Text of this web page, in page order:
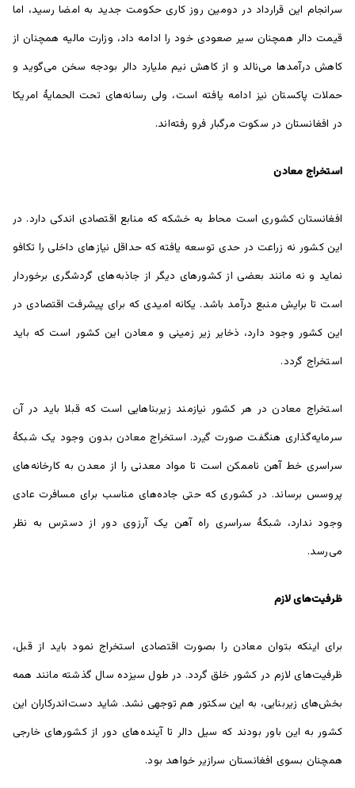
سرانجام این قرارداد در دومین روز کاری حکومت جدید به امضا رسید، اما
قیمت دالر همچنان سیر صعودی خود را ادامه داد، وزارت مالیه همچنان از
کاهش درآمد‌ها می‌نالد و از کاهش نیم ملیارد دالر بودجه سخن می‌گوید و
حملات پاکستان نیز ادامه یافته است، ولی رسانه‌های تحت الحمایۀ امریکا
در افغانستان در سکوت مرگبار فرو رفته‌اند.
استخراج معادن
افغانستان کشوری است محاط به خشکه که منابع اقتصادی اندکی دارد. در
این کشور نه زراعت در حدی توسعه یافته که حداقل نیاز‌های داخلی را تکافو
نماید و نه مانند بعضی از کشور‌های دیگر از جاذبه‌های گردشگری برخوردار
است تا برایش منبع درآمد باشد. یکانه امیدی که برای پیشرفت اقتصادی در
این کشور وجود دارد، ذخایر زیر زمینی و معادن این کشور است که باید
استخراج گردد.
استخراج معادن در هر کشور نیازمند زیربناهایی است که قبلا باید در آن
سرمایه‌گذاری هنگفت صورت گیرد. استخراج معادن بدون وجود یک شبکۀ
سراسری خط آهن ناممکن است تا مواد معدنی را از معدن به کارخانه‌های
پروسس برساند. در کشوری که حتی جاده‌های مناسب برای مسافرت عادی
وجود ندارد، شبکۀ سراسری راه آهن یک آرزوی دور از دسترس به نظر
می‌رسد.
ظرفیت‌های لازم
برای اینکه بتوان معادن را بصورت اقتصادی استخراج نمود باید از قبل،
ظرفیت‌های لازم در کشور خلق گردد. در طول سیزده سال گذشته مانند همه
بخش‌های زیربنایی، به این سکتور هم توجهی نشد. شاید دست‌اندرکاران این
کشور به این باور بودند که سیل دالر تا آینده‌های دور از کشور‌های خارجی
همچنان بسوی افغانستان سرازیر خواهد بود.